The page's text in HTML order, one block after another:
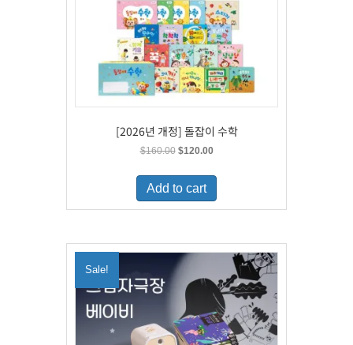
[2026년 개정] 돌잡이 수학
$160.00 Original
was:
$160.00.
$120.00Current
is:
Add to cart
Sale!